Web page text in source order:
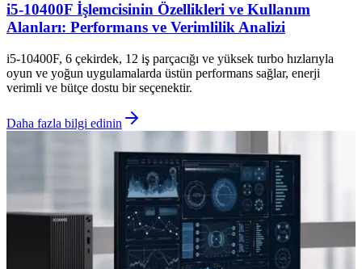
i5-10400F İşlemcisinin Özellikleri ve Kullanım
Alanları: Performans ve Verimlilik Analizi
i5-10400F, 6 çekirdek, 12 iş parçacığı ve yüksek turbo hızlarıyla
oyun ve yoğun uygulamalarda üstün performans sağlar, enerji
verimli ve bütçe dostu bir seçenektir.
Daha fazla bilgi edinin